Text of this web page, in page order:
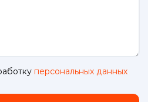
персональных данных